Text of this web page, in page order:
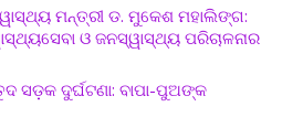
ମନ୍ତ୍ରୀ ଡ. ମୁକେଶ ମହାଲିଙ୍ଗ:
ଓ ଜନସ୍ୱାସ୍ଥ୍ୟ ପରିଚାଳନାର
ସଡ଼କ ଦୁର୍ଘଟଣା: ବାପା-ପୁଅଙ୍କ